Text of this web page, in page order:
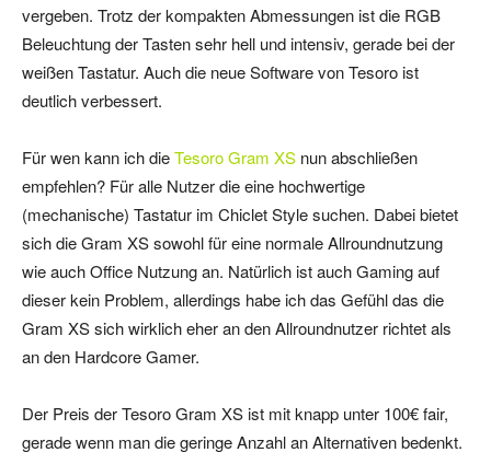
vergeben. Trotz der kompakten Abmessungen ist die RGB
Beleuchtung der Tasten sehr hell und intensiv, gerade bei der
weißen Tastatur. Auch die neue Software von Tesoro ist
deutlich verbessert.
Für wen kann ich dieTesoro Gram XS nun abschließen
empfehlen? Für alle Nutzer die eine hochwertige
(mechanische) Tastatur im Chiclet Style suchen. Dabei bietet
sich die Gram XS sowohl für eine normale Allroundnutzung
wie auch Office Nutzung an. Natürlich ist auch Gaming auf
dieser kein Problem, allerdings habe ich das Gefühl das die
Gram XS sich wirklich eher an den Allroundnutzer richtet als
an den Hardcore Gamer.
Der Preis der Tesoro Gram XS ist mit knapp unter 100€ fair,
gerade wenn man die geringe Anzahl an Alternativen bedenkt.